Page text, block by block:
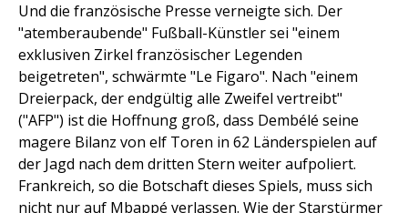
Und die französische Presse verneigte sich. Der
"atemberaubende" Fußball-Künstler sei "einem
exklusiven Zirkel französischer Legenden
beigetreten", schwärmte "Le Figaro". Nach "einem
Dreierpack, der endgültig alle Zweifel vertreibt"
("AFP") ist die Hoffnung groß, dass Dembélé seine
magere Bilanz von elf Toren in 62 Länderspielen auf
der Jagd nach dem dritten Stern weiter aufpoliert.
Frankreich, so die Botschaft dieses Spiels, muss sich
nicht nur auf Mbappé verlassen. Wie der Starstürmer